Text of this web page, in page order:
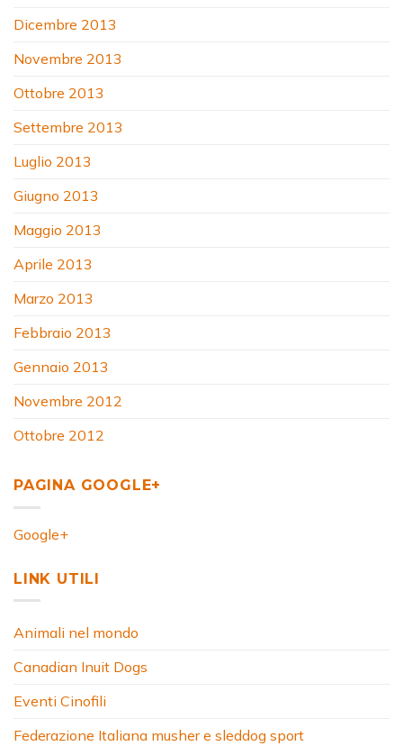
Dicembre 2013
Novembre 2013
Ottobre 2013
Settembre 2013
Luglio 2013
Giugno 2013
Maggio 2013
Aprile 2013
Marzo 2013
Febbraio 2013
Gennaio 2013
Novembre 2012
Ottobre 2012
PAGINA GOOGLE+
Google+
LINK UTILI
Animali nel mondo
Canadian Inuit Dogs
Eventi Cinofili
Federazione Italiana musher e sleddog sport